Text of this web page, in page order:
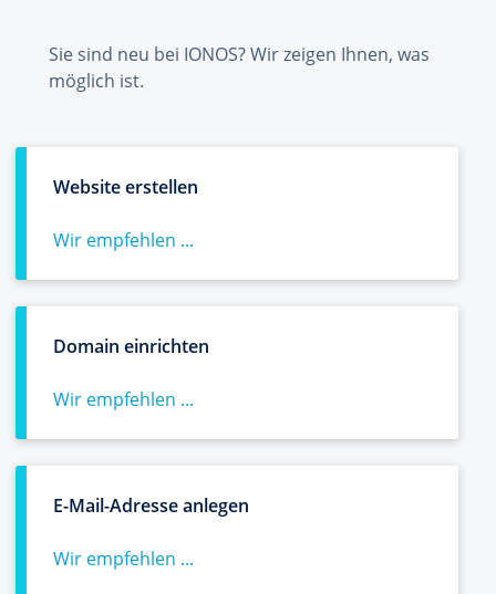
Sie sind neu bei IONOS? Wir zeigen Ihnen, was
möglich ist.
Website erstellen
Wir empfehlen ...
Domain einrichten
Wir empfehlen ...
E-Mail-Adresse anlegen
Wir empfehlen ...